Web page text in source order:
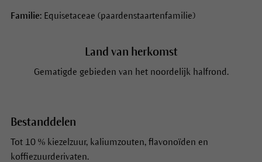
Familie:Equisetaceae (paardenstaartenfamilie)
Land van herkomst
Gematigde gebieden van het noordelijk halfrond.
Bestanddelen
Tot 10 % kiezelzuur, kaliumzouten, flavonoïden en
koffiezuurderivaten.